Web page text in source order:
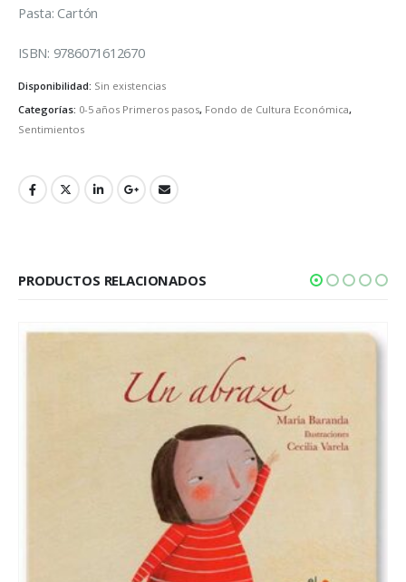
Pasta: Cartón
ISBN: 9786071612670
Disponibilidad: Sin existencias
Categorías: 0-5 años Primeros pasos, Fondo de Cultura Económica,
Sentimientos
PRODUCTOS RELACIONADOS